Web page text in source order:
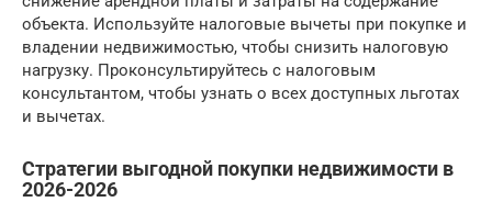
объекта. Используйте налоговые вычеты при покупке и
владении недвижимостью, чтобы снизить налоговую
нагрузку. Проконсультируйтесь с налоговым
консультантом, чтобы узнать о всех доступных льготах
и вычетах.
Стратегии выгодной покупки недвижимости в
2026-2026